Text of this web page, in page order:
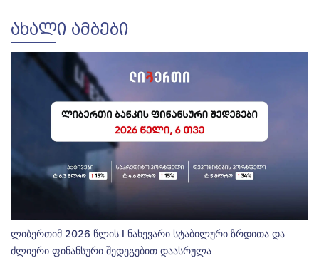
ᲐᲮᲐᲚᲘ ᲐᲛᲑᲔᲑᲘ
ლიბერთიმ 2026 წლის I ნახევარი სტაბილური ზრდითა და
ძლიერი ფინანსური შედეგებით დაასრულა